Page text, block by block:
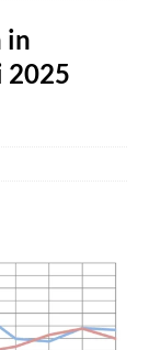
in
2025